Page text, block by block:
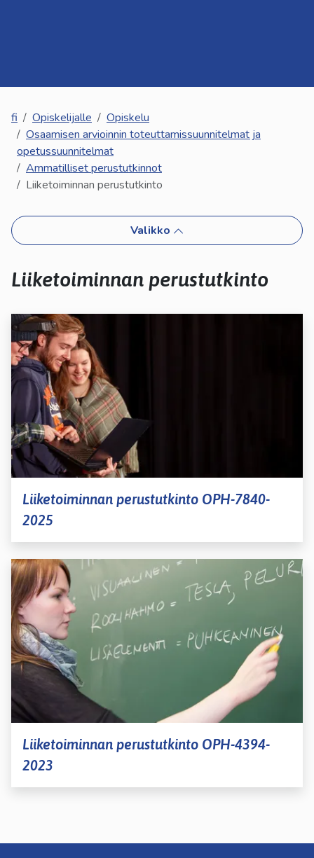
fi Opiskelijalle
Opiskelu
Osaamisen arvioinnin toteuttamissuunnitelmat ja
opetussuunnitelmat
Ammatilliset perustutkinnot
Liiketoiminnan perustutkinto
Valikko
Liiketoiminnan perustutkinto
Liiketoiminnan perustutkinto OPH-7840-
2025
Liiketoiminnan perustutkinto OPH-4394-
2023